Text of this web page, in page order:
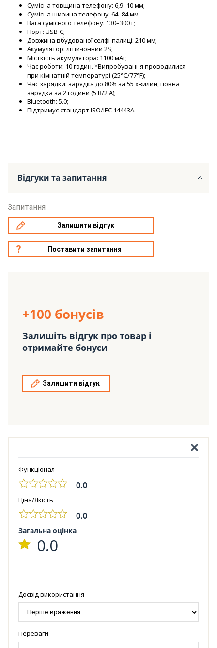
Сумісна товщина телефону: 6,9–10 мм;
Сумісна ширина телефону: 64–84 мм;
Вага сумісного телефону: 130–300 г;
Порт: USB-C;
Довжина вбудованої селфі-палиці: 210 мм;
Акумулятор: літій-іонний 2S;
Місткість акумулятора: 1100 мАг;
Час роботи: 10 годин. *Випробування проводилися
при кімнатній температурі (25°C/77°F);
Час зарядки: зарядка до 80% за 55 хвилин, повна
зарядка за 2 години (5 В/2 А);
Bluetooth: 5.0;
Підтримує стандарт ISO/IEC 14443A.
Відгуки та запитання
Запитання
Залишити відгук
Поставити запитання
+100 бонусів
Залишіть відгук про товар і
отримайте бонуси
Залишити відгук
Функціонал
0.0
Ціна/Якість
0.0
Загальна оцінка
0.0
Досвід використання
Переваги